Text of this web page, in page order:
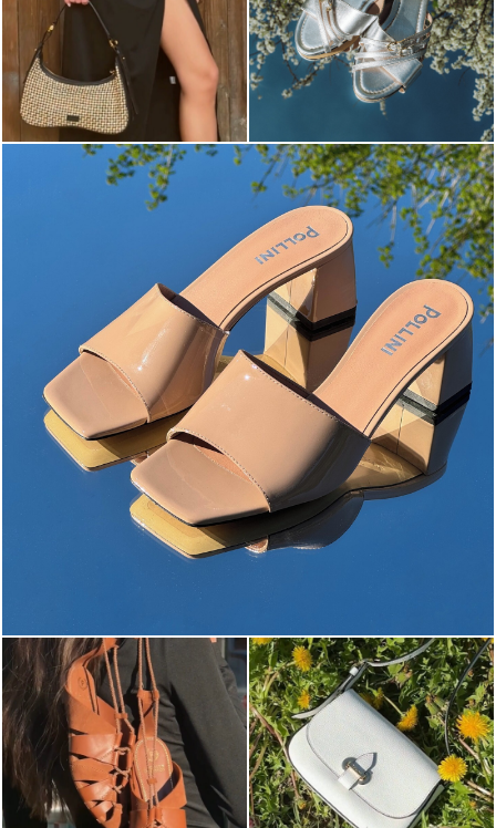
The most-wanted mules and sandals are now on sale. ...